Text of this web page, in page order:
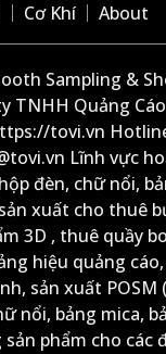
Cơ Khí About
Sampling &
TNHH Quảng
tovi.vn
Lĩnh vực
đèn, chữ nổi,
xuất cho thuê
3D , thuê quầy
hiệu quảng
sản xuất POSM
nổi, bảng mica,
phẩm cho các